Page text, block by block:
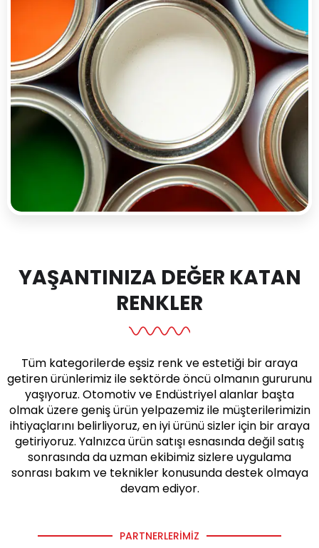
YAŞANTINIZA DEĞER KATAN
RENKLER
Tüm kategorilerde eşsiz renk ve estetiği bir araya
getiren ürünlerimiz ile sektörde öncü olmanın gururunu
yaşıyoruz. Otomotiv ve Endüstriyel alanlar başta
olmak üzere geniş ürün yelpazemiz ile müşterilerimizin
ihtiyaçlarını belirliyoruz, en iyi ürünü sizler için bir araya
getiriyoruz. Yalnızca ürün satışı esnasında değil satış
sonrasında da uzman ekibimiz sizlere uygulama
sonrası bakım ve teknikler konusunda destek olmaya
devam ediyor.
PARTNERLERIMIZ